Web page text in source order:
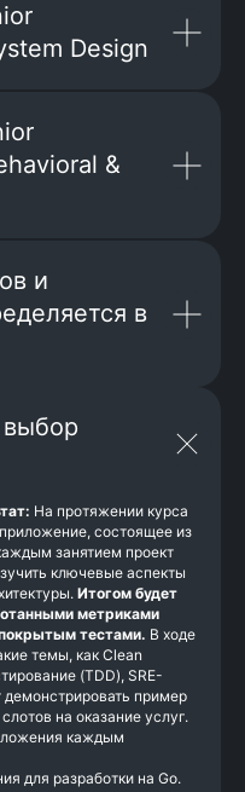
Design
&
и
в
выбор
На протяжении курса
состоящее из
занятием проект
ключевые аспекты
Итогом будет
метриками
тестами. В ходе
темы, как Clean
(TDD), SRE-
демонстрировать пример
на оказание услуг.
каждым
для разработки на Go.